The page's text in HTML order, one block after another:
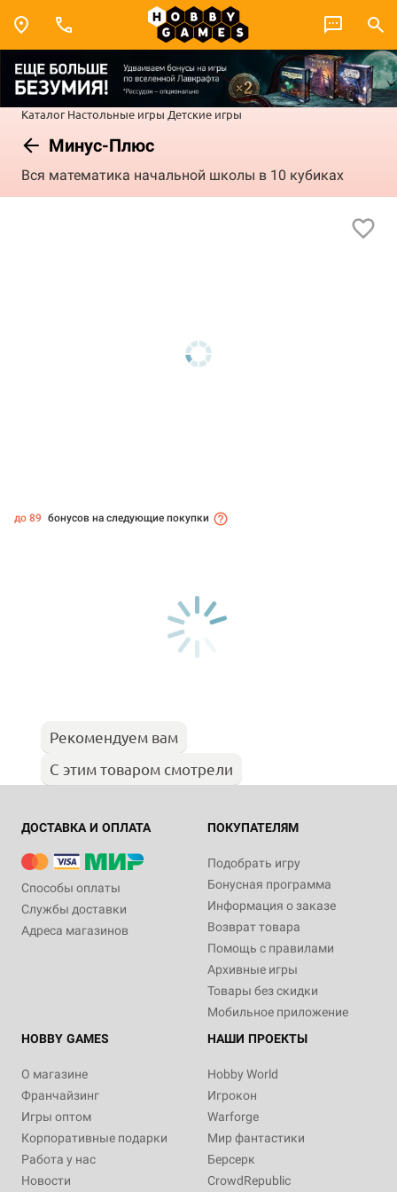
Каталог Настольные игры Детские игры
Минус-Плюс
Вся математика начальной школы в 10 кубиках
до 89 бонусов на следующие покупки
Рекомендуем вам
С этим товаром смотрели
ДОСТАВКА И ОПЛАТА
Способы оплаты
Службы доставки
Адреса магазинов
ПОКУПАТЕЛЯМ
Подобрать игру
Бонусная программа
Информация о заказе
Возврат товара
Помощь с правилами
Архивные игры
Товары без скидки
Мобильное приложение
HOBBY GAMES
О магазине
Франчайзинг
Игры оптом
Корпоративные подарки
Работа у нас
Новости
НАШИ ПРОЕКТЫ
Hobby World
Игрокон
Warforge
Мир фантастики
Берсерк
CrowdRepublic